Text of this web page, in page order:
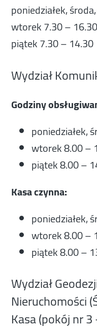
poniedziałek,
wtorek 7.30 – 16.30
piątek 7.30 – 14.30
Wydział
Godziny
poniedziałek,
wtorek 8.00 –
piątek 8.00 –
Kasa czynna:
poniedziałek,
wtorek 8.00 –
piątek 8.00 –
Wydział
Nieruchomości
Kasa (pokój nr